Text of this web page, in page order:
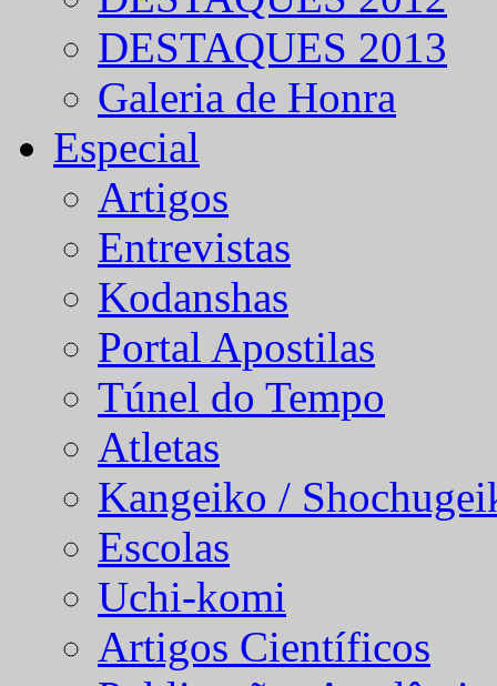
DESTAQUES 2013
Galeria de Honra
Especial
Artigos
Entrevistas
Kodanshas
Portal Apostilas
Túnel do Tempo
Atletas
Kangeiko /
Escolas
Uchi-komi
Artigos Científicos